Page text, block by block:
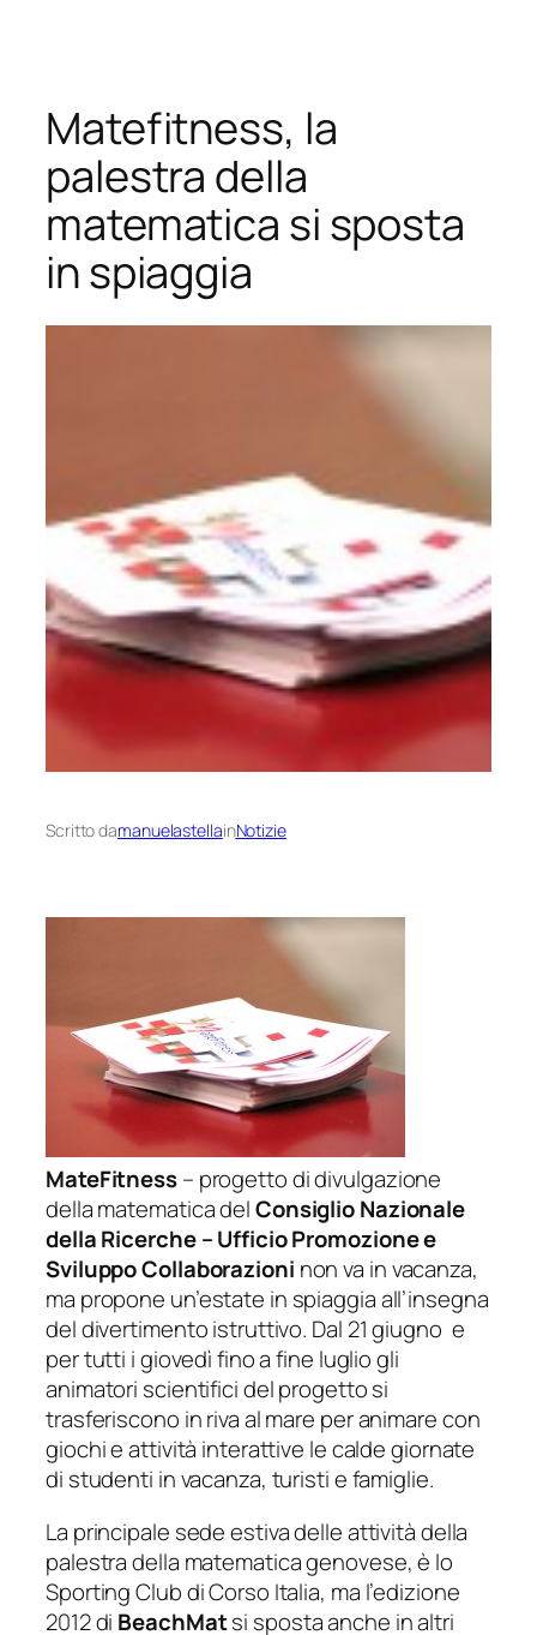
contenuto
Matefitness, la
palestra della
matematica si sposta
in spiaggia
Scritto damanuelastellainNotizie
MateFitness– progetto di divulgazione
della matematica delConsiglio Nazionale
della Ricerche – Ufficio Promozione e
Sviluppo Collaborazioni non va in vacanza,
ma propone un’estate in spiaggia all’insegna
del divertimento istruttivo. Dal 21 giugno e
per tutti i giovedì fino a fine luglio gli
animatori scientifici del progetto si
trasferiscono in riva al mare per animare con
giochi e attività interattive le calde giornate
di studenti in vacanza, turisti e famiglie.
La principale sede estiva delle attività della
palestra della matematica genovese, è lo
Sporting Club di Corso Italia, ma l’edizione
2012 di BeachMatsi sposta anche in altri